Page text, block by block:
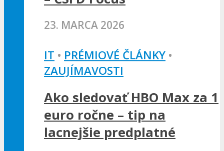
23. MARCA 2026
IT • PRÉMIOVÉ ČLÁNKY •
ZAUJÍMAVOSTI
Ako sledovať HBO Max za 1
euro ročne – tip na
lacnejšie predplatné